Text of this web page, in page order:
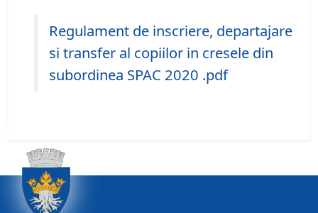
Regulament de inscriere, departajare
si transfer al copiilor in cresele din
subordinea SPAC 2020 .pdf